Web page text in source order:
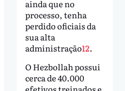
ainda que no
processo, tenha
perdido oficiais da
sua alta
administração12.
O Hezbollah possui
cerca de 40.000